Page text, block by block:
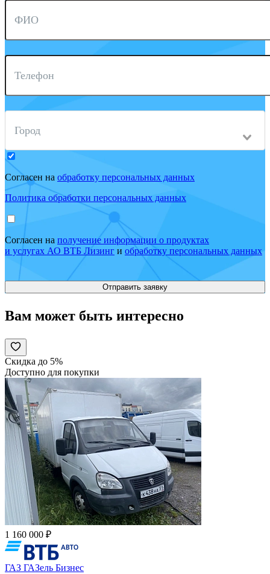
ФИО
Телефон
Город
Согласен на обработку персональных данных
Политика обработки персональных данных
Согласен на получение информации о продуктах
и услугах АО ВТБ Лизинг и обработку персональных данных
Вам может быть интересно
Скидка до 5%
Доступно для покупки
1 160 000 ₽
ГАЗ ГАЗель Бизнес